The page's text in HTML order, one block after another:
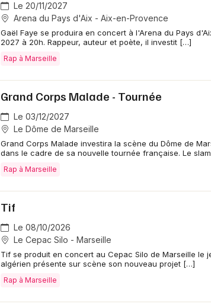
Le 20/11/2027
Arena du Pays d'Aix - Aix-en-Provence
Gaël Faye se produira en concert à l'Arena du Pays
2027 à 20h. Rappeur, auteur et poète, il investit […]
Rap à Marseille
Grand Corps Malade - Tournée
Le 03/12/2027
Le Dôme de Marseille
Grand Corps Malade investira la scène du Dôme de
dans le cadre de sa nouvelle tournée française. Le
Rap à Marseille
Tif
Le 08/10/2026
Le Cepac Silo - Marseille
Tif se produit en concert au Cepac Silo de Marseille
algérien présente sur scène son nouveau projet […]
Rap à Marseille